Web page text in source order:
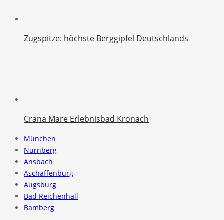
Zugspitze: höchste Berggipfel Deutschlands
Crana Mare Erlebnisbad Kronach
München
Nürnberg
Ansbach
Aschaffenburg
Augsburg
Bad Reichenhall
Bamberg